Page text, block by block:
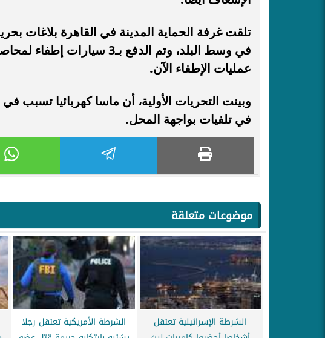
تلقت غرفة الحماية المدينة في القاهرة
في وسط البلد، وتم الدفع بـ3
عمليات الإطفاء الآن.
وبينت التحريات الأولية، أن ماسا كهربائيا تسبب
في تلفيات بواجهة المحل.
موضوعات متعلقة
الشرطة الإسرائيلية تعتقل
الشرطة الأمريكية تعتقل رجلا